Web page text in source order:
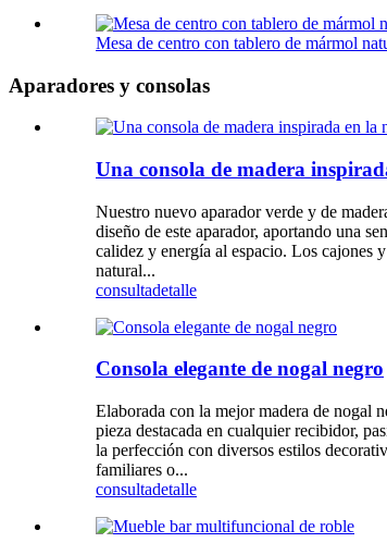
Mesa de centro con tablero de mármol
Aparadores y consolas
Una consola de madera
Nuestro nuevo aparador verde y de
diseño de este aparador, aportando una
calidez y energía al espacio. Los cajones
natural...
consultadetalle
Consola elegante de nogal negro
Elaborada con la mejor madera de nogal
pieza destacada en cualquier recibidor,
la perfección con diversos estilos
familiares o...
consultadetalle